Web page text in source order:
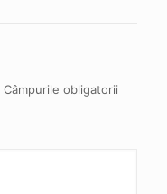
Câmpurile obligatorii